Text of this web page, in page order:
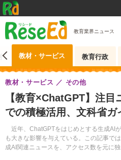
教育業界ニュース
教材・サービス 教育行政
【教育×ChatGPT】注
での積極活用、文科省ガ
近年、ChatGPTをはじめとする生成AI
も大きな影響を与えている。この記事で
成AI関連ニュースを、アクセス数を元に
教材・サービス その他